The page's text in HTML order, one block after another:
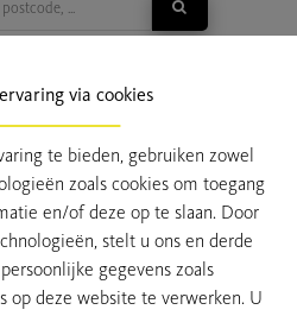
via cookies
te bieden, gebruiken zowel
zoals cookies om toegang
en/of deze op te slaan. Door
stelt u ons en derde
gegevens zoals
op deze website te verwerken. U